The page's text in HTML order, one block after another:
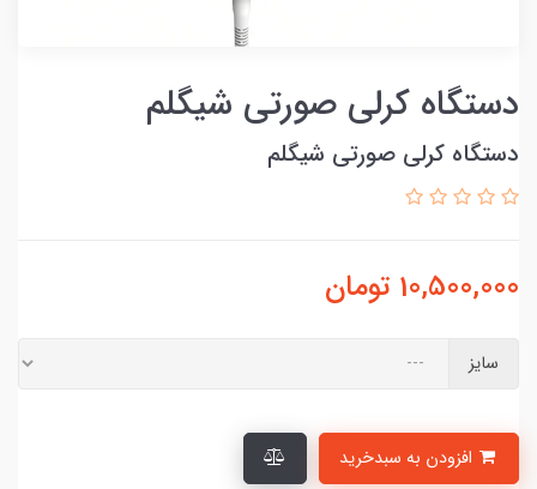
دستگاه کرلی صورتی شیگلم
دستگاه کرلی صورتی شیگلم
10,500,000 تومان
سایز